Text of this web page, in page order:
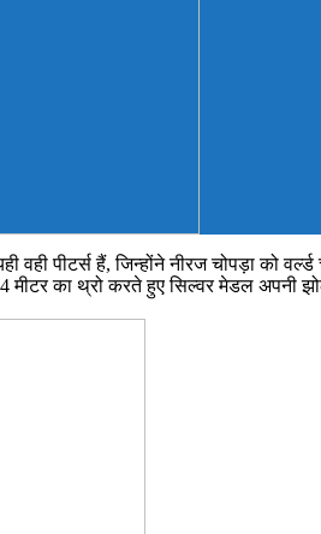
पीटर्स हैं, जिन्होंने नीरज चोपड़ा को
का थ्रो करते हुए सिल्वर मेडल अपनी